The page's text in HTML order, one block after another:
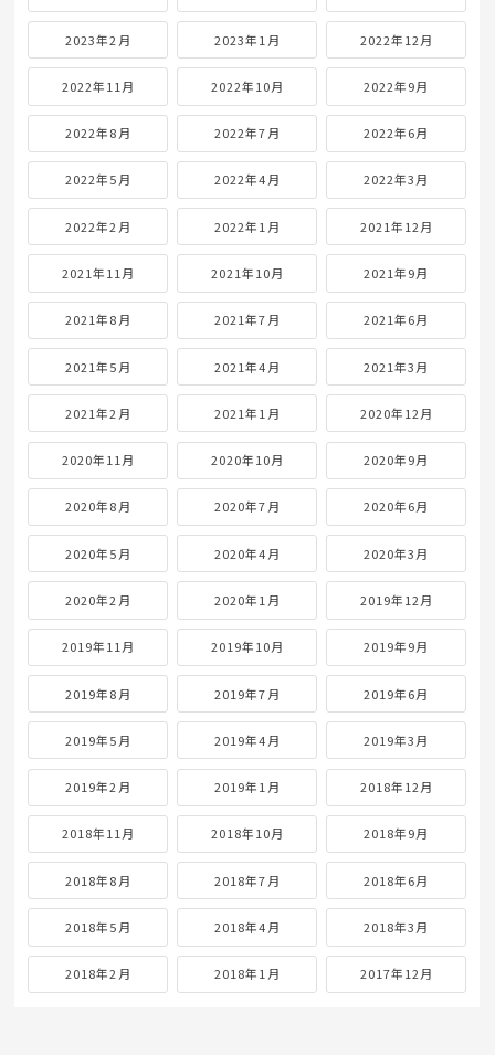
2023年2月 2023年1月 2022年12月
2022年11月 2022年10月 2022年9月
2022年8月 2022年7月 2022年6月
2022年5月 2022年4月 2022年3月
2022年2月 2022年1月 2021年12月
2021年11月 2021年10月 2021年9月
2021年8月 2021年7月 2021年6月
2021年5月 2021年4月 2021年3月
2021年2月 2021年1月 2020年12月
2020年11月 2020年10月 2020年9月
2020年8月 2020年7月 2020年6月
2020年5月 2020年4月 2020年3月
2020年2月 2020年1月 2019年12月
2019年11月 2019年10月 2019年9月
2019年8月 2019年7月 2019年6月
2019年5月 2019年4月 2019年3月
2019年2月 2019年1月 2018年12月
2018年11月 2018年10月 2018年9月
2018年8月 2018年7月 2018年6月
2018年5月 2018年4月 2018年3月
2018年2月 2018年1月 2017年12月